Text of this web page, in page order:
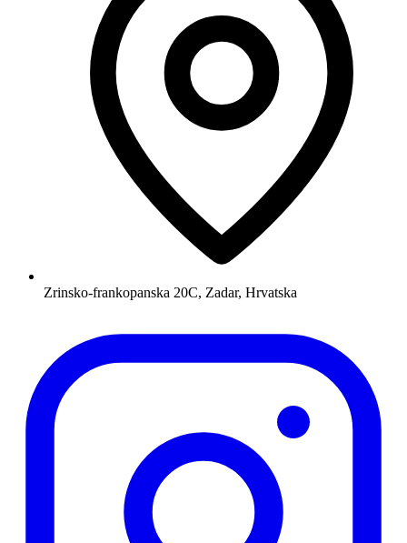
Zrinsko-frankopanska 20C, Zadar, Hrvatska